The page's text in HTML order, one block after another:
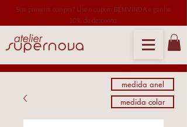
Sua primeira compra? Use o cupom BEMVINDA e ganhe
10% de desconto.
medida anel
medida colar